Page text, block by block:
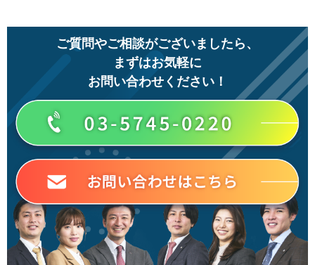
ご質問やご相談がございましたら、
まずはお気軽に
お問い合わせください！